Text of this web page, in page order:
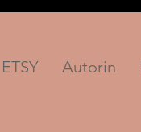
ETSY Autorin